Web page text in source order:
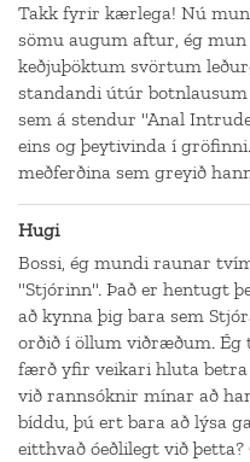
Takk fyrir kærlega! Nú
sömu augum aftur, ég
keðjuþöktum svörtum
standandi útúr
sem á stendur "Anal
eins og þeytivinda í
meðferðina sem greyið
Hugi
Bossi, ég mundi raunar
"Stjórinn". Það er hentugt
að kynna þig bara sem
orðið í öllum viðræðum. Ég
færð yfir veikari hluta betra
við rannsóknir mínar að
bíddu, þú ert bara að lýsa
eitthvað óeðlilegt við